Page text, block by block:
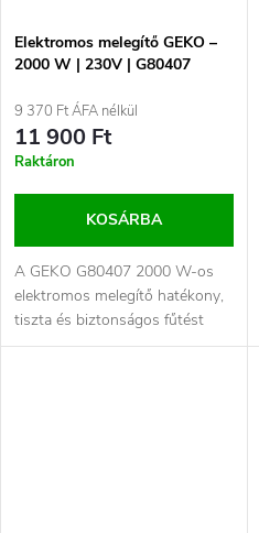
Elektromos melegítő GEKO –
2000 W | 230V | G80407
9 370 Ft ÁFA nélkül
11 900 Ft
Raktáron
KOSÁRBA
A GEKO G80407 2000 W-os
elektromos melegítő hatékony,
tiszta és biztonságos fűtést
biztosít lakó- és kisebb ipari...